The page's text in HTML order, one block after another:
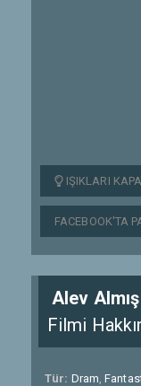
IŞIKLARI
FACEBOOK'TA
Alev
Filmi
Tür: Dram,